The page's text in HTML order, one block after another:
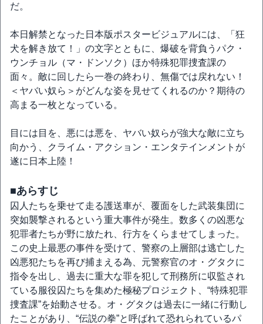
だ。
本日解禁となった日本版ポスタービジュアルには、「狂
犬を解き放て！」の文字とともに、爆破を背負うパク・
ウンチョル（マ・ドンソク）ほか特殊犯罪捜査課の
面々。敵に回したら一巻の終わり、無傷では戻れない！
＜ヤバい奴ら＞がどんな姿を見せてくれるのか？期待の
高まる一枚となっている。
目には目を、悪には悪を、ヤバい奴らが強大な敵に立ち
向かう、クライム・アクション・エンタテインメントが
遂に日本上陸！
■あらすじ
囚人たちを乗せて走る護送車が、覆面をした武装集団に
突如襲撃されるという重大事件が発生。数多くの凶悪な
犯罪者たちが野に放たれ、行方をくらませてしまった。
この史上最悪の事件を受けて、警察の上層部は逃亡した
凶悪犯たちを再び捕まえる為、元警察官のオ・グタクに
指令を出し、過去に重大な罪を犯して刑務所に収監され
ている服役囚たちを集めた極秘プロジェクト、“特殊犯罪
捜査課”を始動させる。オ・グタクは過去に一緒に行動し
たことがあり、“伝説の拳”と呼ばれて恐れられているパ